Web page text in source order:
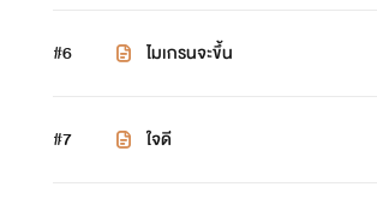
#6 ไมเกรนจะขึ้น
#7 ใจดี